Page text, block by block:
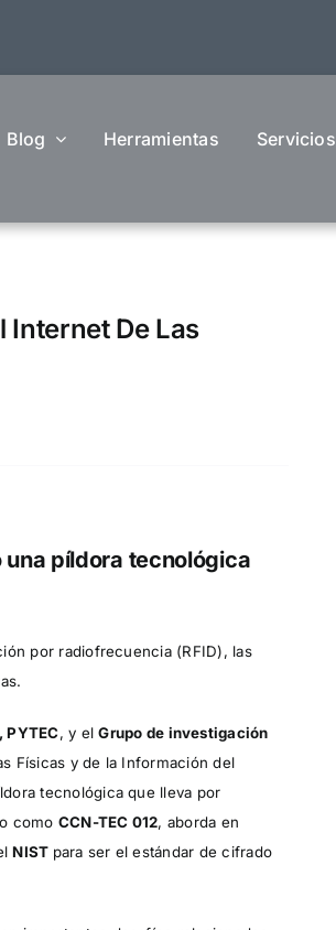
Blog Herramientas Servicios
Internet De Las
una píldora tecnológica
por radiofrecuencia (RFID), las
, y elGrupo de investigación
Físicas y de la Información del
tecnológica que lleva por
como CCN-TEC 012, aborda en
NIST para ser el estándar de cifrado